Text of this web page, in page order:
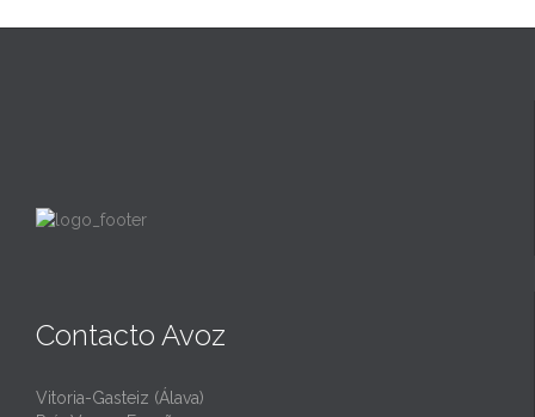
Contacto Avoz
Vitoria-Gasteiz (Álava)